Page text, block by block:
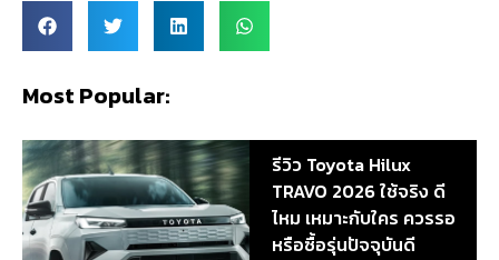
Most Popular:
รีวิว Toyota Hilux
TRAVO 2026 ใช้จริง ดี
ไหม เหมาะกับใคร ควรรอ
หรือซื้อรุ่นปัจจุบันดี